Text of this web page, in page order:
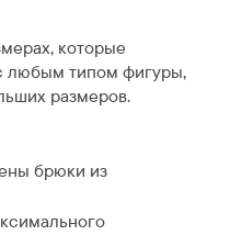
которые
любым типом фигуры,
размеров.
брюки из